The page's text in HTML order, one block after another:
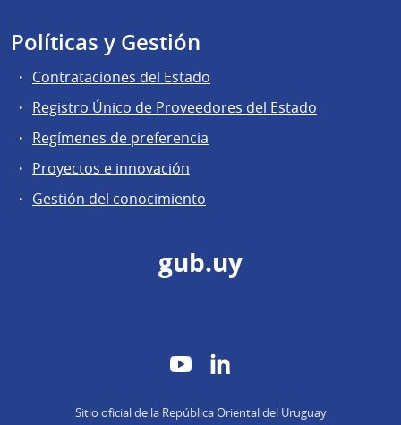
Políticas y Gestión
Contrataciones del Estado
Registro Único de Proveedores del Estado
Regímenes de preferencia
Proyectos e innovación
Gestión del conocimiento
gub.uy
YouTube
Sitio oficial de la República Oriental del Uruguay